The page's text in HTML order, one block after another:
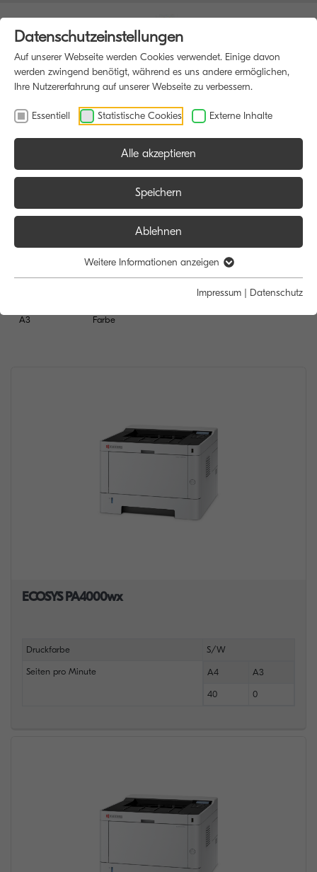
HOME DRUCKER
A3
Alle
Farbe
ECOSYS PA4000wx
Druckfarbe S/W
Seiten pro Minute A4 A3
40 0
Datenschutzeinstellungen
Auf unserer Webseite werden Cookies verwendet. Einige davon
werden zwingend benötigt, während es uns andere ermöglichen,
Ihre Nutzererfahrung auf unserer Webseite zu verbessern.
Essentiell Statistische Cookies Externe Inhalte
Alle akzeptieren
Speichern
Ablehnen
Weitere Informationen anzeigen
Impressum | Datenschutz